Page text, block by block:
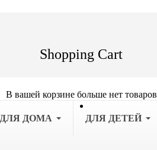
Shopping Cart
В вашей корзине больше нет товаров
ДЛЯ ДОМА ДЛЯ ДЕТЕЙ